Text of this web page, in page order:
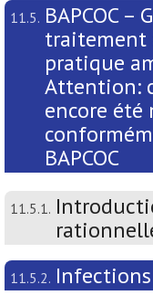
11.5. BAPCOC –
traitement
pratique
Attention:
encore été
BAPCOC
11.5.1.
11.5.2.